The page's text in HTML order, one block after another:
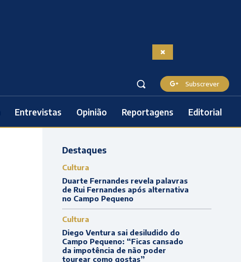
Subscrever
Entrevistas Opinião Reportagens Editorial
Destaques
Cultura
Duarte Fernandes revela palavras
de Rui Fernandes após alternativa
no Campo Pequeno
Cultura
Diego Ventura sai desiludido do
Campo Pequeno: “Ficas cansado
da impotência de não poder
tourear como gostas”